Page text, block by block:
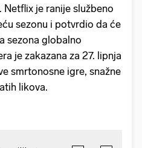
je ranije službeno
sezonu i potvrdio da će
sezona globalno
je zakazana za 27. lipnja
smrtonosne igre, snažne
likova.